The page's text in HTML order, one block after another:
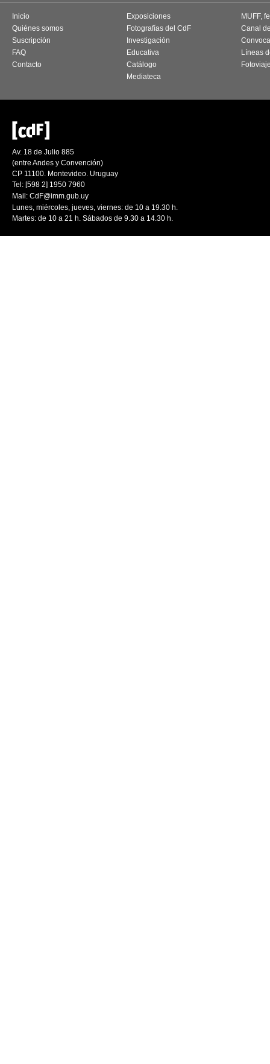
Inicio
Quiénes somos
Suscripción
FAQ
Contacto
Exposiciones
Fotografías del CdF
Investigación
Educativa
Catálogo
Mediateca
MUFF,
Canal
Líneas
Av. 18 de Julio 885
(entre Andes y Convención)
CP 11100. Montevideo. Uruguay
Tel: [598 2] 1950 7960
Mail: CdF@imm.gub.uy
Lunes, miércoles, jueves, viernes: de 10 a 19.30 h.
Martes: de 10 a 21 h. Sábados de 9.30 a 14.30 h.